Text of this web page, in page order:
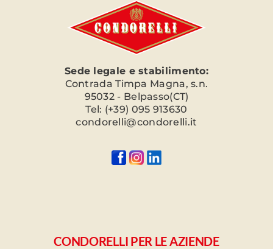
Sede legale e stabilimento:
Contrada Timpa Magna, s.n.
95032 - Belpasso(CT)
Tel: (+39) 095 913630
condorelli@condorelli.it
CONDORELLI PER LE AZIENDE